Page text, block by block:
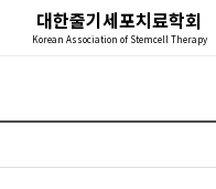
대한줄기세포치료학회
Korean Association of Stemcell Therapy